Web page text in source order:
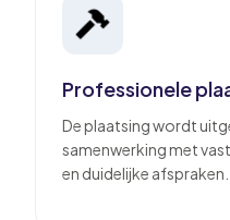
Professionele
De plaatsing wordt
samenwerking met
en duidelijke afspraken.